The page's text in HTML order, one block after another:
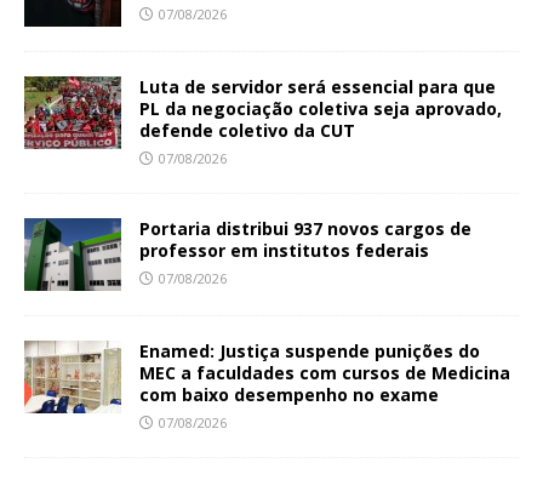
07/08/2026
Luta de servidor será essencial para que
PL da negociação coletiva seja aprovado,
defende coletivo da CUT
07/08/2026
Portaria distribui 937 novos cargos de
professor em institutos federais
07/08/2026
Enamed: Justiça suspende punições do
MEC a faculdades com cursos de Medicina
com baixo desempenho no exame
07/08/2026